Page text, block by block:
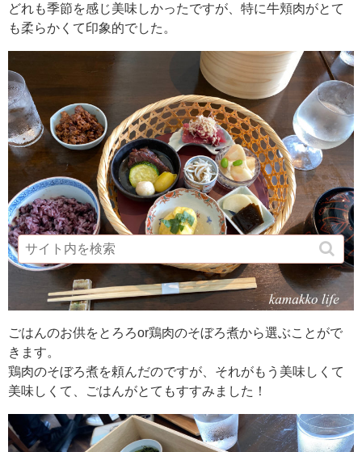
どれも季節を感じ美味しかったですが、特に牛頬肉がとて
も柔らかくて印象的でした。
ごはんのお供をとろろor鶏肉のそぼろ煮から選ぶことがで
きます。
鶏肉のそぼろ煮を頼んだのですが、それがもう美味しくて
美味しくて、ごはんがとてもすすみました！